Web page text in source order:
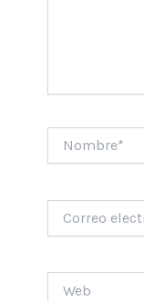
electrónico*